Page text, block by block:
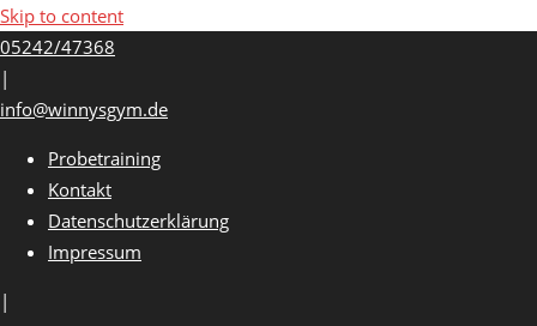
Skip to content
05242/47368
|
info@winnysgym.de
Probetraining
Kontakt
Datenschutzerklärung
Impressum
|